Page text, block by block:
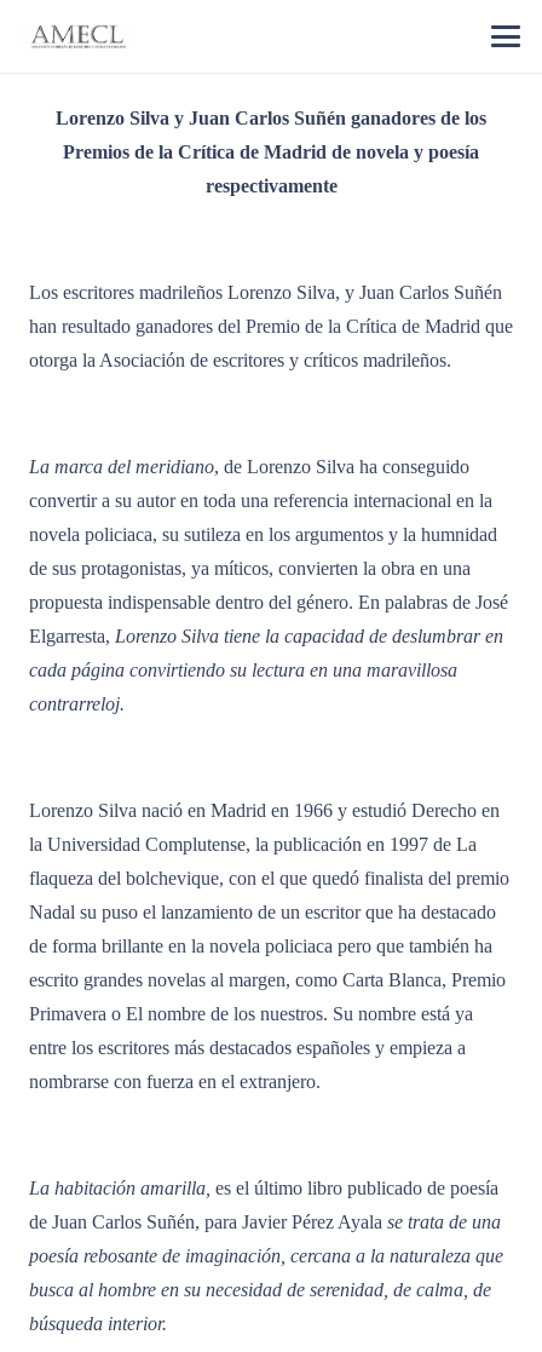
Lorenzo Silva y Juan Carlos Suñén ganadores de los
Premios de la Crítica de Madrid de novela y poesía
respectivamente
Los escritores madrileños Lorenzo Silva, y Juan Carlos Suñén
han resultado ganadores del Premio de la Crítica de Madrid que
otorga la Asociación de escritores y críticos madrileños.
La marca del meridiano, de Lorenzo Silva ha conseguido
convertir a su autor en toda una referencia internacional en la
novela policiaca, su sutileza en los argumentos y la humnidad
de sus protagonistas, ya míticos, convierten la obra en una
propuesta indispensable dentro del género. En palabras de José
Elgarresta, Lorenzo Silva tiene la capacidad de deslumbrar en
cada página convirtiendo su lectura en una maravillosa
contrarreloj.
Lorenzo Silva nació en Madrid en 1966 y estudió Derecho en
la Universidad Complutense, la publicación en 1997 de La
flaqueza del bolchevique, con el que quedó finalista del premio
Nadal su puso el lanzamiento de un escritor que ha destacado
de forma brillante en la novela policiaca pero que también ha
escrito grandes novelas al margen, como Carta Blanca, Premio
Primavera o El nombre de los nuestros. Su nombre está ya
entre los escritores más destacados españoles y empieza a
nombrarse con fuerza en el extranjero.
La habitación amarilla, es el último libro publicado de poesía
de Juan Carlos Suñén, para Javier Pérez Ayala se trata de una
poesía rebosante de imaginación, cercana a la naturaleza que
busca al hombre en su necesidad de serenidad, de calma, de
búsqueda interior.